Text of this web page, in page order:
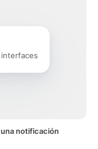
interfaces
notificación